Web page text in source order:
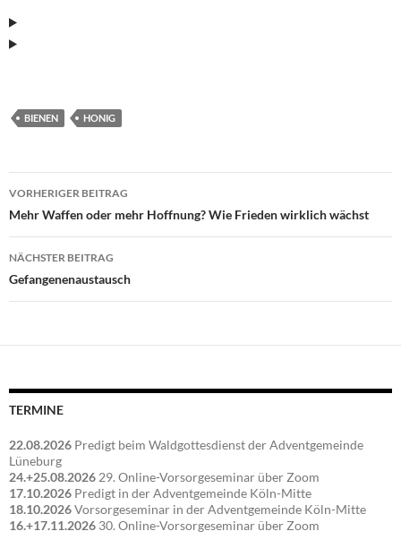
BIENEN HONIG
Beitragsnavigation
VORHERIGER BEITRAG
Mehr Waffen oder mehr Hoffnung? Wie Frieden wirklich wächst
NÄCHSTER BEITRAG
Gefangenenaustausch
TERMINE
22.08.2026 Predigt beim Waldgottesdienst der Adventgemeinde
Lüneburg
24.+25.08.2026 29. Online-Vorsorgeseminar über Zoom
17.10.2026 Predigt in der Adventgemeinde Köln-Mitte
18.10.2026Vorsorgeseminar in der Adventgemeinde Köln-Mitte
16.+17.11.2026 30. Online-Vorsorgeseminar über Zoom